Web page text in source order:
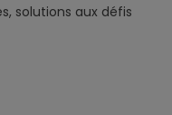
solutions aux défis